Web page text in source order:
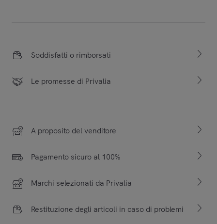
Soddisfatti o rimborsati
Le promesse di Privalia
A proposito del venditore
Pagamento sicuro al 100%
Marchi selezionati da Privalia
Restituzione degli articoli in caso di problemi